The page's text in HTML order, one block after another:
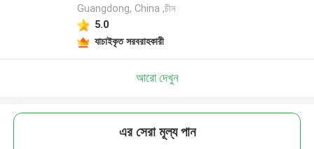
Guangdong, China ,চীন
5.0
যাচাইকৃত সরবরাহকারী
আরো দেখুন
এর সেরা মূল্য পান